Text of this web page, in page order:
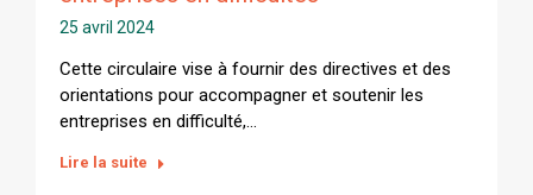
25 avril 2024
Cette circulaire vise à fournir des directives et des
orientations pour accompagner et soutenir les
entreprises en difficulté,…
Lire la suite